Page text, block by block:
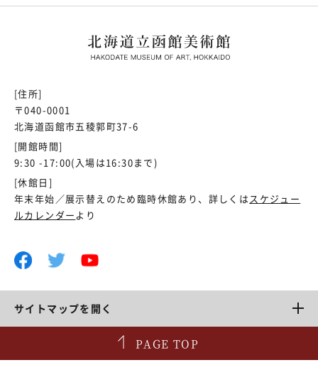
[住所]
〒040-0001
北海道函館市五稜郭町37-6
[開館時間]
9:30 -17:00(入場は16:30まで)
[休館日]
年末年始／展示替えのため臨時休館あり、詳しくは スケジュー
ルカレンダーより
サイトマップを開く
PAGE TOP